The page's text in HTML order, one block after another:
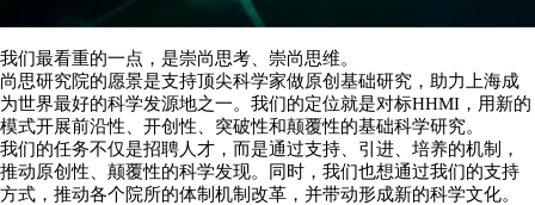
我们最看重的一点，是崇尚思考、崇尚思维。
尚思研究院的愿景是支持顶尖科学家做原创基础研究，助力上海成
为世界最好的科学发源地之一。我们的定位就是对标HHMI，用新的
模式开展前沿性、开创性、突破性和颠覆性的基础科学研究。
我们的任务不仅是招聘人才，而是通过支持、引进、培养的机制，
推动原创性、颠覆性的科学发现。同时，我们也想通过我们的支持
方式，推动各个院所的体制机制改革，并带动形成新的科学文化。